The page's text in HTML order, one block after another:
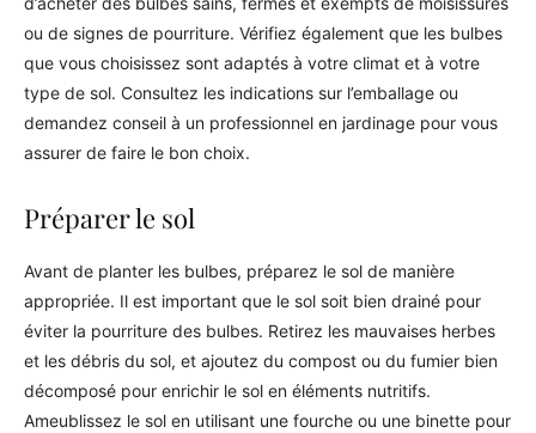
ou de signes de pourriture. Vérifiez également que les bulbes
que vous choisissez sont adaptés à votre climat et à votre
type de sol. Consultez les indications sur l’emballage ou
demandez conseil à un professionnel en jardinage pour vous
assurer de faire le bon choix.
Préparer le sol
Avant de planter les bulbes, préparez le sol de manière
appropriée. Il est important que le sol soit bien drainé pour
éviter la pourriture des bulbes. Retirez les mauvaises herbes
et les débris du sol, et ajoutez du compost ou du fumier bien
décomposé pour enrichir le sol en éléments nutritifs.
Ameublissez le sol en utilisant une fourche ou une binette pour